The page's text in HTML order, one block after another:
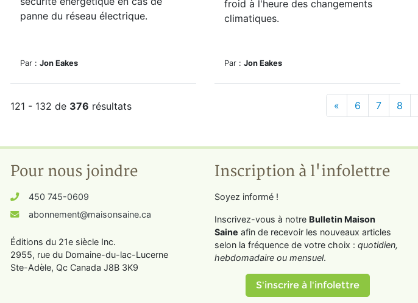
panne du réseau électrique.
Par : Jon Eakes
froid à l'heure des changements
climatiques.
Par : Jon Eakes
121 - 132 de 376 résultats « 6 7 8
Pour nous joindre
450 745-0609
abonnement@maisonsaine.ca
Éditions du 21e siècle Inc.
2955, rue du Domaine-du-lac-Lucerne
Ste-Adèle, Qc Canada J8B 3K9
Inscription à l'infolettre
Soyez informé !
Inscrivez-vous à notre Bulletin Maison
Saine afin de recevoir les nouveaux articles
selon la fréquence de votre choix : quotidien,
hebdomadaire ou mensuel.
S'inscrire à l'infolettre